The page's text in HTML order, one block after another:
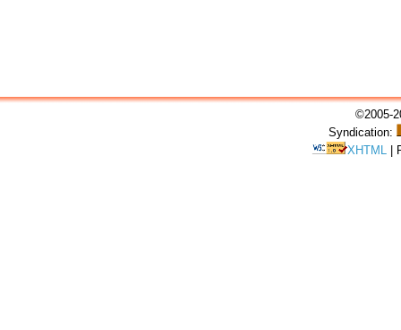
©2005-
Syndication:
XHTML